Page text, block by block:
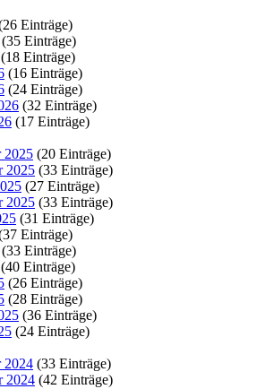
Einträge)
(35 Einträge)
(18 Einträge)
(16 Einträge)
(24 Einträge)
(32 Einträge)
(17 Einträge)
2025 (20 Einträge)
2025 (33 Einträge)
(27 Einträge)
2025 (33 Einträge)
(31 Einträge)
Einträge)
(33 Einträge)
(40 Einträge)
(26 Einträge)
(28 Einträge)
(36 Einträge)
(24 Einträge)
2024 (33 Einträge)
2024 (42 Einträge)